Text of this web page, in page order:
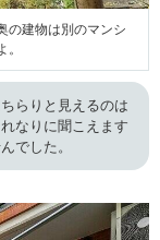
の建物は別のマンシ
らりと見えるのは
なりに聞こえます
でした。